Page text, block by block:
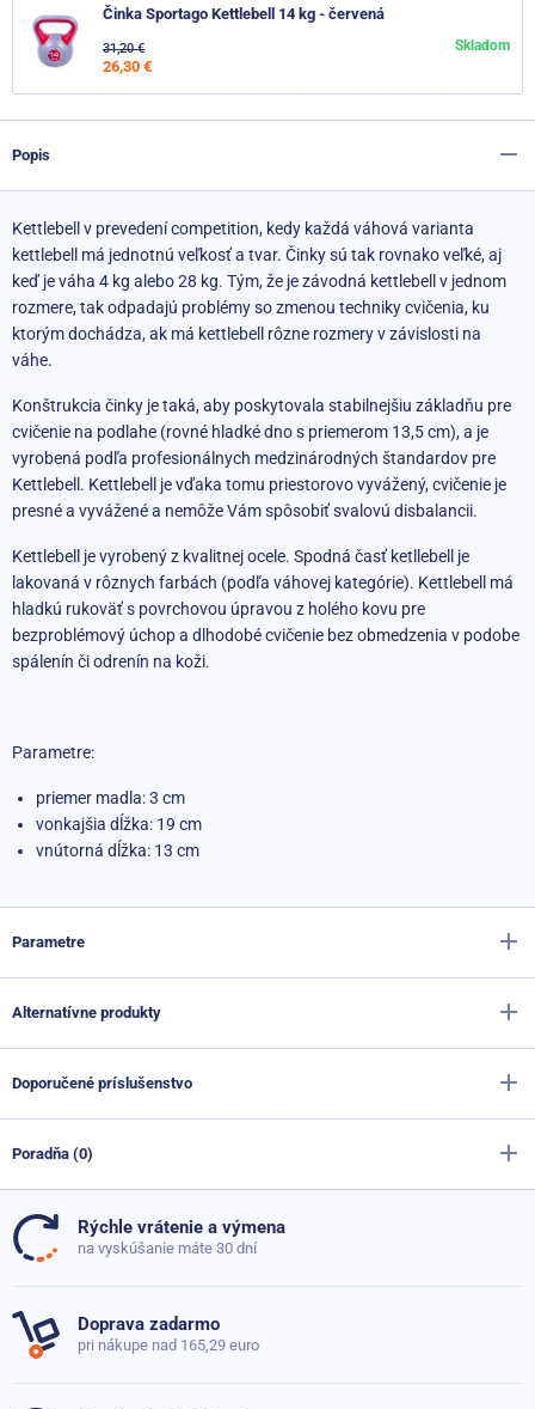
Činka Sportago Kettlebell 14 kg - červená
31,20 €
26,30 €
Skladom
Popis
Kettlebell v prevedení competition, kedy každá váhová varianta
kettlebell má jednotnú veľkosť a tvar. Činky sú tak rovnako veľké, aj
keď je váha 4 kg alebo 28 kg. Tým, že je závodná kettlebell v jednom
rozmere, tak odpadajú problémy so zmenou techniky cvičenia, ku
ktorým dochádza, ak má kettlebell rôzne rozmery v závislosti na
váhe.
Konštrukcia činky je taká, aby poskytovala stabilnejšiu základňu pre
cvičenie na podlahe (rovné hladké dno s priemerom 13,5 cm), a je
vyrobená podľa profesionálnych medzinárodných štandardov pre
Kettlebell. Kettlebell je vďaka tomu priestorovo vyvážený, cvičenie je
presné a vyvážené a nemôže Vám spôsobiť svalovú disbalancii.
Kettlebell je vyrobený z kvalitnej ocele. Spodná časť ketllebell je
lakovaná v rôznych farbách (podľa váhovej kategórie). Kettlebell má
hladkú rukoväť s povrchovou úpravou z holého kovu pre
bezproblémový úchop a dlhodobé cvičenie bez obmedzenia v podobe
spálenín či odrenín na koži.
Parametre:
priemer madla: 3 cm
vonkajšia dĺžka: 19 cm
vnútorná dĺžka: 13 cm
Parametre
Výrobca
Materiál Oceľ
priemer madlá
Materiál madel
Hmotnosť 24 kg
Alternatívne produkty
Doporučené príslušenstvo
kg
40,10 €
29,00 €
88,80 €
Poradňa (0)
Doteraz neboli pridané žiadne otázky. Pýtajte sa nás,
Položiť dotaz
Rýchle vrátenie a výmena
na vyskúšanie máte 30 dní
Doprava zadarmo
pri nákupe nad 165,29 euro